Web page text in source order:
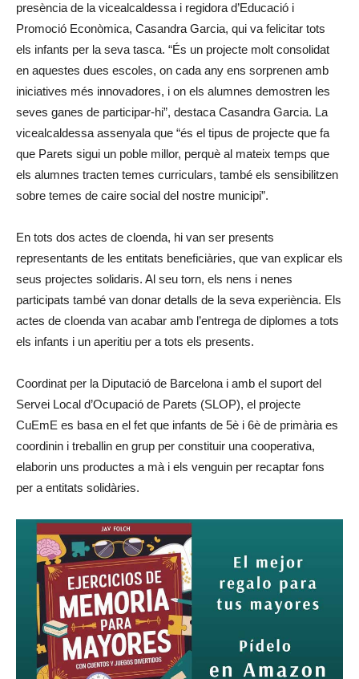
presència de la vicealcaldessa i regidora d’Educació i
Promoció Econòmica, Casandra Garcia, qui va felicitar tots
els infants per la seva tasca. “És un projecte molt consolidat
en aquestes dues escoles, on cada any ens sorprenen amb
iniciatives més innovadores, i on els alumnes demostren les
seves ganes de participar-hi”, destaca Casandra Garcia. La
vicealcaldessa assenyala que “és el tipus de projecte que fa
que Parets sigui un poble millor, perquè al mateix temps que
els alumnes tracten temes curriculars, també els sensibilitzen
sobre temes de caire social del nostre municipi”.
En tots dos actes de cloenda, hi van ser presents
representants de les entitats beneficiàries, que van explicar els
seus projectes solidaris. Al seu torn, els nens i nenes
participats també van donar detalls de la seva experiència. Els
actes de cloenda van acabar amb l’entrega de diplomes a tots
els infants i un aperitiu per a tots els presents.
Coordinat per la Diputació de Barcelona i amb el suport del
Servei Local d’Ocupació de Parets (SLOP), el projecte
CuEmE es basa en el fet que infants de 5è i 6è de primària es
coordinin i treballin en grup per constituir una cooperativa,
elaborin uns productes a mà i els venguin per recaptar fons
per a entitats solidàries.